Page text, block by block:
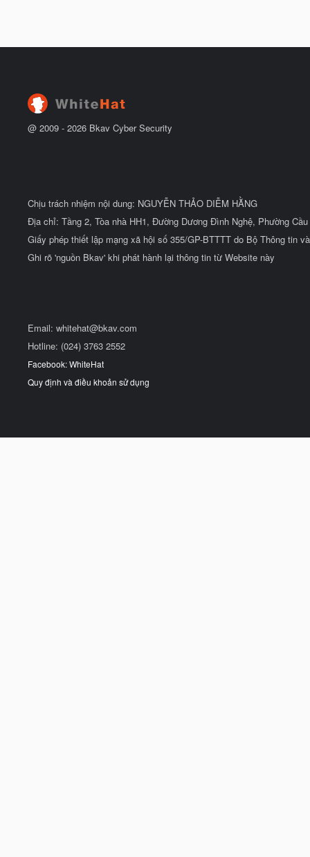
@ 2009 - 2026 Bkav Cyber Security
Chịu trách nhiệm nội dung: NGUYỄN THẢO DIỄM HẰNG
Địa chỉ: Tầng 2, Tòa nhà HH1, Đường Dương Đình Nghệ, Phường
Giấy phép thiết lập mạng xã hội số 355/GP-BTTTT do Bộ Thông tin
Ghi rõ 'nguồn Bkav' khi phát hành lại thông tin từ Website này
Email: whitehat@bkav.com
Hotline: (024) 3763 2552
Facebook: WhiteHat
Quy định và điều khoản sử dụng